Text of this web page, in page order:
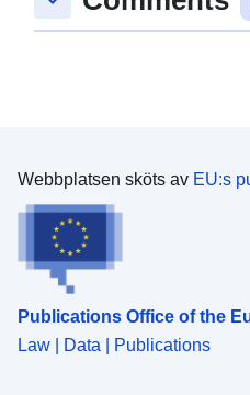
Webbplatsen sköts av EU:s
Publications Office of the
Law | Data | Publications